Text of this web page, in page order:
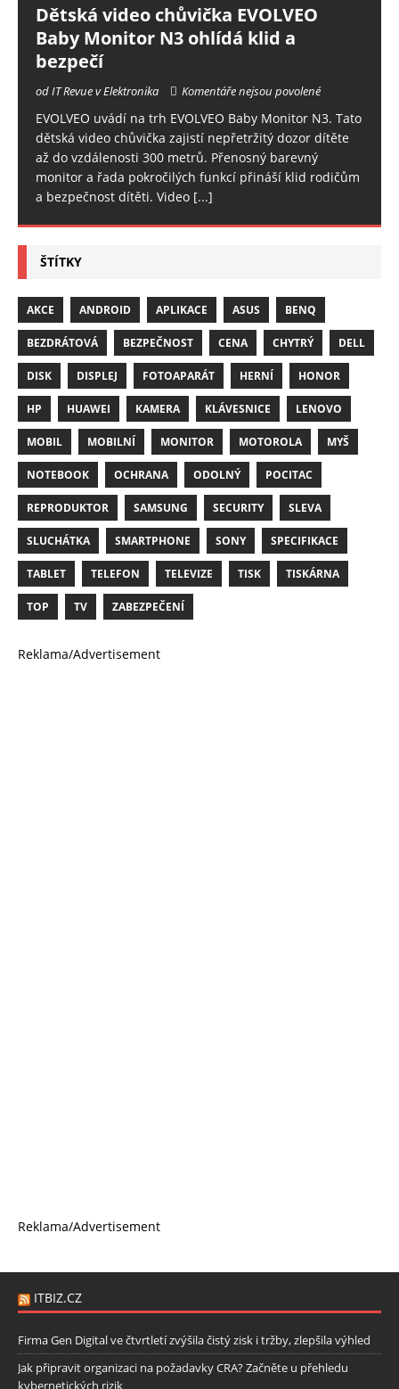
Dětská video chůvička EVOLVEO
Baby Monitor N3 ohlídá klid a
bezpečí
od IT Revue v Elektronika Komentáře nejsou povolené
EVOLVEO uvádí na trh EVOLVEO Baby Monitor N3. Tato
dětská video chůvička zajistí nepřetržitý dozor dítěte
až do vzdálenosti 300 metrů. Přenosný barevný
monitor a řada pokročilých funkcí přináší klid rodičům
a bezpečnost dítěti. Video [...]
ŠTÍTKY
AKCE ANDROID APLIKACE ASUS BENQ
BEZDRÁTOVÁ BEZPEČNOST CENA CHYTRÝ DELL
DISK DISPLEJ FOTOAPARÁT HERNÍ HONOR
HP HUAWEI KAMERA KLÁVESNICE LENOVO
MOBIL MOBILNÍ MONITOR MOTOROLA MYŠ
NOTEBOOK OCHRANA ODOLNÝ POCITAC
REPRODUKTOR SAMSUNG SECURITY SLEVA
SLUCHÁTKA SMARTPHONE SONY SPECIFIKACE
TABLET TELEFON TELEVIZE TISK TISKÁRNA
TOP TV ZABEZPEČENÍ
Reklama/Advertisement
Reklama/Advertisement
ITBIZ.CZ
Firma Gen Digital ve čtvrtletí zvýšila čistý zisk i tržby, zlepšila výhled
Jak připravit organizaci na požadavky CRA? Začněte u přehledu
kybernetických rizik